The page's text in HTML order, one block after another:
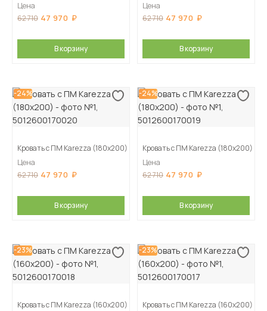
Цена
62 710 47 970
В корзину
Цена
62 710 47 970
В корзину
-24%
Кровать с ПМ Karezza (180х200)
Цена
62 710 47 970
В корзину
-24%
Кровать с ПМ Karezza (180х200)
Цена
62 710 47 970
В корзину
-23%
Кровать с ПМ Karezza (160х200)
-23%
Кровать с ПМ Karezza (160х200)